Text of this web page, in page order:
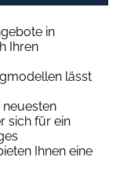
in
Ihren
lässt
sich für ein
Ihnen eine